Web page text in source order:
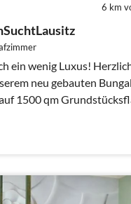
6 km
wenig Luxus! Herzlich
neu gebauten
1500 qm